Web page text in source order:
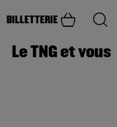
BILLETTERIE
Le TNG et vous